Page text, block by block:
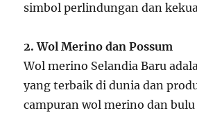
simbol perlindungan dan
2. Wol Merino dan Possum
Wol merino Selandia Baru
yang terbaik di dunia dan
campuran wol merino dan bulu